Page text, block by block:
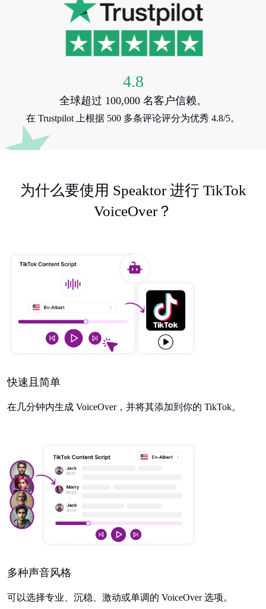
4.8
全球超过 100,000 名客户信赖。
在 Trustpilot 上根据 500 多条评论评分为优秀 4.8/5。
为什么要使用 Speaktor 进行 TikTok
VoiceOver？
快速且简单
在几分钟内生成 VoiceOver，并将其添加到你的 TikTok。
多种声音风格
可以选择专业、沉稳、激动或单调的 VoiceOver 选项。